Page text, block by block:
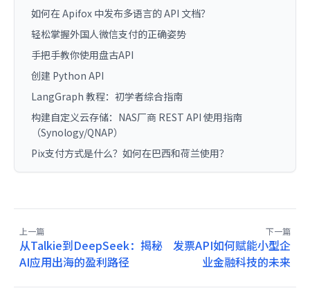
如何在 Apifox 中发布多语言的 API 文档？
轻松掌握外国人微信支付的正确姿势
手把手教你使用盘古API
创建 Python API
LangGraph 教程：初学者综合指南
构建自定义云存储：NAS厂商 REST API 使用指南
（Synology/QNAP）
Pix支付方式是什么？如何在巴西和荷兰使用？
上一篇
从Talkie到DeepSeek：揭秘
AI应用出海的盈利路径
下一篇
发票API如何赋能小型企
业金融科技的未来